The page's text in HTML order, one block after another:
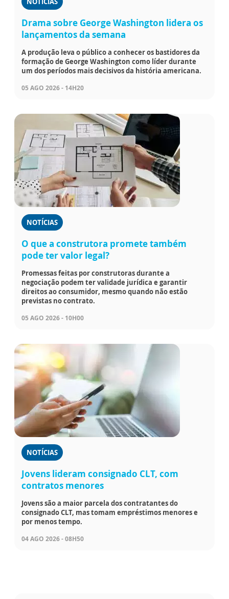
Drama sobre George Washington lidera os
lançamentos da semana
A produção leva o público a conhecer os bastidores da
formação de George Washington como líder durante
um dos períodos mais decisivos da história americana.
05 AGO 2026 - 14H20
NOTÍCIAS
O que a construtora promete também
pode ter valor legal?
Promessas feitas por construtoras durante a
negociação podem ter validade jurídica e garantir
direitos ao consumidor, mesmo quando não estão
previstas no contrato.
05 AGO 2026 - 10H00
NOTÍCIAS
Jovens lideram consignado CLT, com
contratos menores
Jovens são a maior parcela dos contratantes do
consignado CLT, mas tomam empréstimos menores e
por menos tempo.
04 AGO 2026 - 08H50